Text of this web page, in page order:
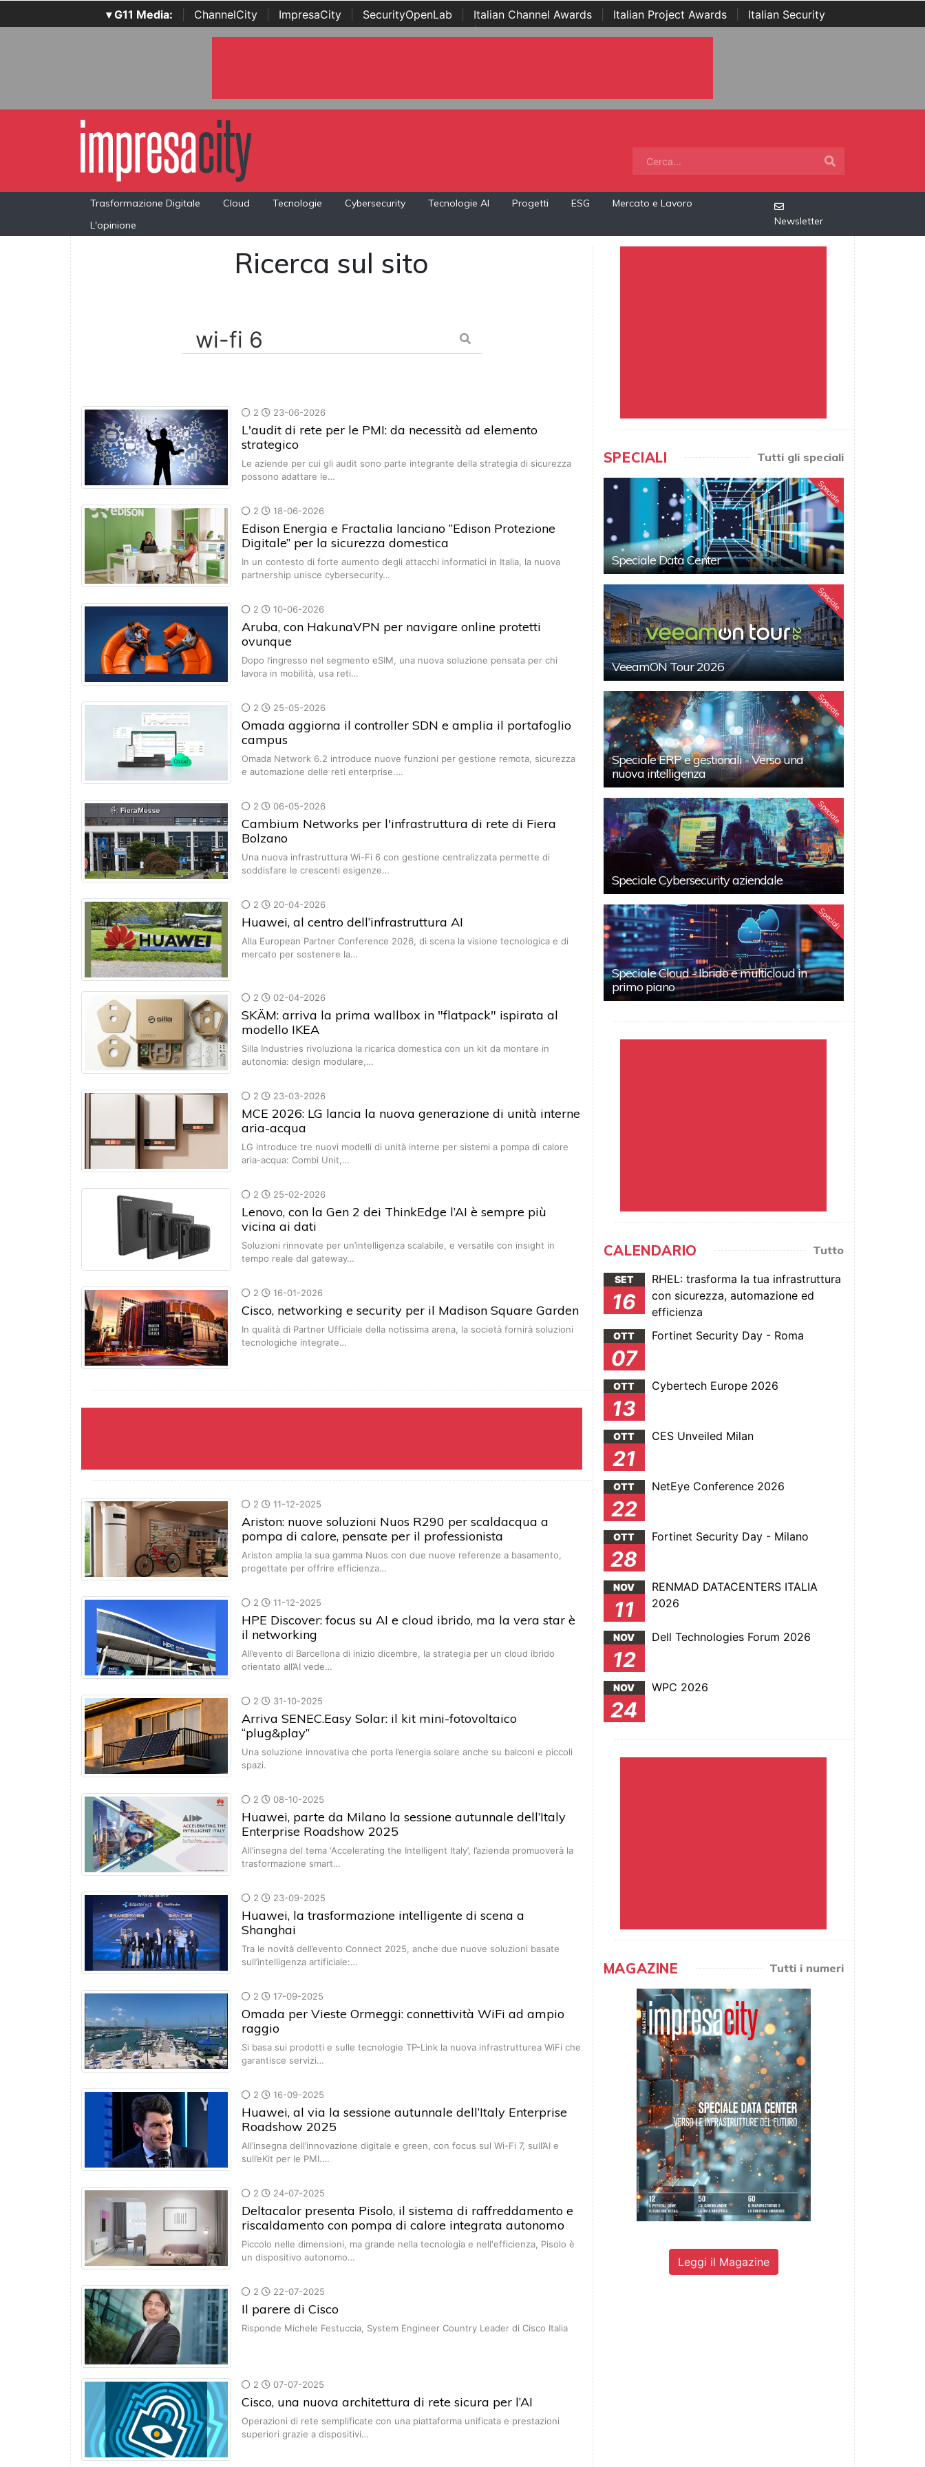
▾ G11 Media: ChannelCity ImpresaCity SecurityOpenLab Italian Channel Awards Italian Project Awards
Italian Security
Awards | ...
Trasformazione Digitale Cloud Tecnologie Cybersecurity Tecnologie AI Progetti ESG
Mercato e Lavoro
L'opinione
Newsletter
Ricerca sul sito
2 23-06-2026
L'audit di rete per le PMI: da necessità ad elemento
strategico
Le aziende per cui gli audit sono parte integrante della strategia di sicurezza
possono adattare le…
2 18-06-2026
Edison Energia e Fractalia lanciano “Edison Protezione
Digitale” per la sicurezza domestica
In un contesto di forte aumento degli attacchi informatici in Italia, la nuova
partnership unisce cybersecurity…
2 10-06-2026
Aruba, con HakunaVPN per navigare online protetti
ovunque
Dopo l’ingresso nel segmento eSIM, una nuova soluzione pensata per chi
lavora in mobilità, usa reti…
2 25-05-2026
Omada aggiorna il controller SDN e amplia il portafoglio
campus
Omada Network 6.2 introduce nuove funzioni per gestione remota, sicurezza
e automazione delle reti enterprise.…
2 06-05-2026
Cambium Networks per l'infrastruttura di rete di Fiera
Bolzano
Una nuova infrastruttura Wi-Fi 6 con gestione centralizzata permette di
soddisfare le crescenti esigenze…
2 20-04-2026
Huawei, al centro dell’infrastruttura AI
Alla European Partner Conference 2026, di scena la visione tecnologica e di
mercato per sostenere la…
2 02-04-2026
SKÄM: arriva la prima wallbox in "flatpack" ispirata al
modello IKEA
Silla Industries rivoluziona la ricarica domestica con un kit da montare in
autonomia: design modulare,…
2 23-03-2026
MCE 2026: LG lancia la nuova generazione di unità interne
aria-acqua
LG introduce tre nuovi modelli di unità interne per sistemi a pompa di calore
aria-acqua: Combi Unit,…
2 25-02-2026
Lenovo, con la Gen 2 dei ThinkEdge l’AI è sempre più
vicina ai dati
Soluzioni rinnovate per un’intelligenza scalabile, e versatile con insight in
tempo reale dal gateway…
2 16-01-2026
Cisco, networking e security per il Madison Square Garden
In qualità di Partner Ufficiale della notissima arena, la società fornirà soluzioni
tecnologiche integrate…
2 11-12-2025
Ariston: nuove soluzioni Nuos R290 per scaldacqua a
pompa di calore, pensate per il professionista
Ariston amplia la sua gamma Nuos con due nuove referenze a basamento,
progettate per offrire efficienza…
2 11-12-2025
HPE Discover: focus su AI e cloud ibrido, ma la vera star è
il networking
All’evento di Barcellona di inizio dicembre, la strategia per un cloud ibrido
orientato all’AI vede…
2 31-10-2025
Arriva SENEC.Easy Solar: il kit mini-fotovoltaico
“plug&play”
Una soluzione innovativa che porta l’energia solare anche su balconi e piccoli
spazi.
2 08-10-2025
Huawei, parte da Milano la sessione autunnale dell’Italy
Enterprise Roadshow 2025
All’insegna del tema ‘Accelerating the Intelligent Italy’, l’azienda promuoverà la
trasformazione smart…
2 23-09-2025
Huawei, la trasformazione intelligente di scena a
Shanghai
Tra le novità dell’evento Connect 2025, anche due nuove soluzioni basate
sull’intelligenza artificiale:…
2 17-09-2025
Omada per Vieste Ormeggi: connettività WiFi ad ampio
raggio
Si basa sui prodotti e sulle tecnologie TP-Link la nuova infrastrutturea WiFi che
garantisce servizi…
2 16-09-2025
Huawei, al via la sessione autunnale dell’Italy Enterprise
Roadshow 2025
All’insegna dell’innovazione digitale e green, con focus sul Wi-Fi 7, sull’AI e
sull’eKit per le PMI.…
2 24-07-2025
Deltacalor presenta Pisolo, il sistema di raffreddamento e
riscaldamento con pompa di calore integrata autonomo
Piccolo nelle dimensioni, ma grande nella tecnologia e nell'efficienza, Pisolo è
un dispositivo autonomo…
2 22-07-2025
Il parere di Cisco
Risponde Michele Festuccia, System Engineer Country Leader di Cisco Italia
2 07-07-2025
Cisco, una nuova architettura di rete sicura per l’AI
Operazioni di rete semplificate con una piattaforma unificata e prestazioni
superiori grazie a dispositivi…
SPECIALI Tutti gli speciali
Speciale
Speciale Data Center
Speciale
VeeamON Tour 2026
Speciale
Speciale ERP e gestionali - Verso una
nuova intelligenza
Speciale
Speciale Cybersecurity aziendale
Speciali
Speciale Cloud - Ibrido e multicloud in
primo piano
CALENDARIO Tutto
SET
16
RHEL: trasforma la tua infrastruttura
con sicurezza, automazione ed
efficienza
OTT
07
Fortinet Security Day - Roma
OTT
13
Cybertech Europe 2026
OTT
21
CES Unveiled Milan
OTT
22
NetEye Conference 2026
OTT
28
Fortinet Security Day - Milano
NOV
11
RENMAD DATACENTERS ITALIA
2026
NOV
12
Dell Technologies Forum 2026
NOV
24
WPC 2026
MAGAZINE Tutti i numeri
Leggi il Magazine